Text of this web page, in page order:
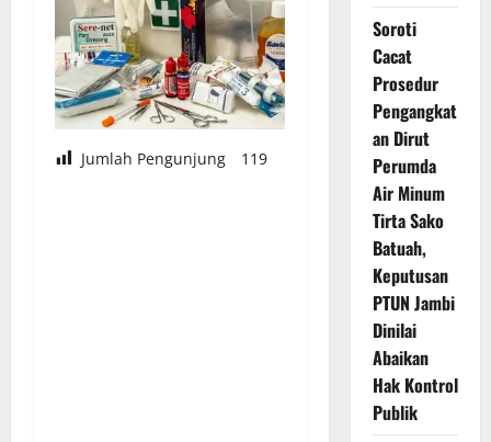
Jumlah Pengunjung 119
Soroti
Cacat
Prosedur
Pengangkat
an Dirut
Perumda
Air Minum
Tirta Sako
Batuah,
Keputusan
PTUN Jambi
Dinilai
Abaikan
Hak Kontrol
Publik